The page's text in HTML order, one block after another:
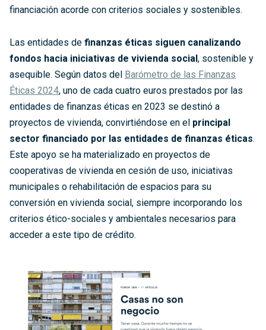
financiación acorde con criterios sociales y sostenibles.
Las entidades de finanzas éticas siguen canalizando
fondos hacia iniciativas de vivienda social, sostenible y
asequible. Según datos del Barómetro de las Finanzas
Éticas 2024, uno de cada cuatro euros prestados por las
entidades de finanzas éticas en 2023 se destinó a
proyectos de vivienda, convirtiéndose en el principal
sector financiado por las entidades de finanzas éticas.
Este apoyo se ha materializado en proyectos de
cooperativas de vivienda en cesión de uso, iniciativas
municipales o rehabilitación de espacios para su
conversión en vivienda social, siempre incorporando los
criterios ético-sociales y ambientales necesarios para
acceder a este tipo de crédito.